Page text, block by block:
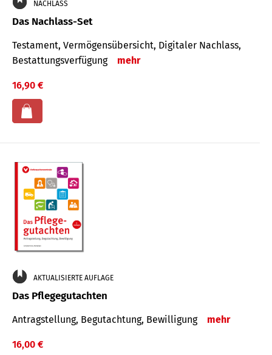
NACHLASS
Das Nachlass-Set
Testament, Vermögens­übersicht, Digitaler Nach­lass,
Bestat­tungs­ver­fügung
mehr
16,90 €
AKTUALISIERTE AUFLAGE
Das Pflegegutachten
Antragstellung, Begutachtung, Bewilligung mehr
16,00 €